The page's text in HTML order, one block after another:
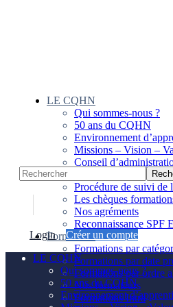
LE CQHN
Qui sommes-nous ?
50 ans du CQHN
Environnement
Missions – Vision –
Conseil
Procédure de suivi de
Les chèques
Nos agréments
Reconnaissance SPF
Formations
Formations par
Formations par date
Formations par ordre
Nos formateurs
Formations Intra
Login
Créer un compte
LE CQHN
Qui sommes-nous ?
50 ans du CQHN
Environnement